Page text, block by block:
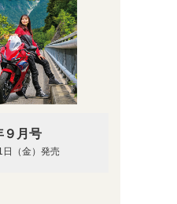
ダイヤモンドレッドメタリ
９月号
（金）発売